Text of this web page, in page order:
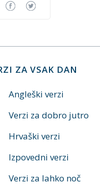
ZA VSAK DAN
Angleški verzi
Verzi za dobro jutro
Hrvaški verzi
Izpovedni verzi
Verzi za lahko noč